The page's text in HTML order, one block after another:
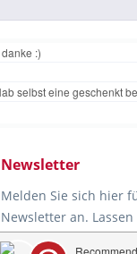
Newsletter
Melden Sie sich hier
Newsletter an. Lassen
rechtzeitig und